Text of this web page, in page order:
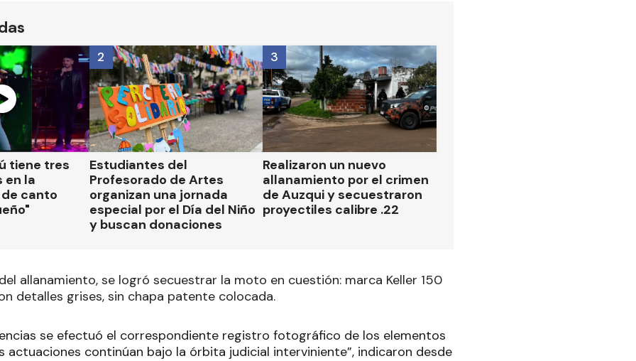
tiene tres
en la
canto
Estudiantes del
Profesorado de Artes
organizan una jornada
especial por el Día del Niño
y buscan donaciones
2
Realizaron un nuevo
allanamiento por el crimen
de Auzqui y secuestraron
proyectiles calibre .22
3
allanamiento, se logró secuestrar la moto en cuestión: marca Keller 150
detalles grises, sin chapa patente colocada.
se efectuó el correspondiente registro fotográfico de los elementos
actuaciones continúan bajo la órbita judicial interviniente”, indicaron desde